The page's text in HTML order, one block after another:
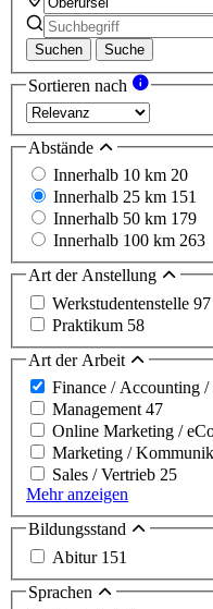
Suchen Suche
Sortieren nach
Abstände
Innerhalb 10 km 20
Innerhalb 25 km 151
Innerhalb 50 km 179
Innerhalb 100 km 263
Art der Anstellung
Werkstudentenstelle 97
Praktikum 58
Art der Arbeit
Finance / Accounting
Management47
Online Marketing /
Marketing /
Sales / Vertrieb 25
Mehr anzeigen
Bildungsstand
Abitur 151
Sprachen